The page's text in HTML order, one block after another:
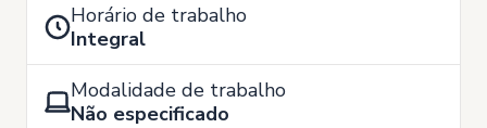
Horário de trabalho
Integral
Modalidade de trabalho
Não especificado